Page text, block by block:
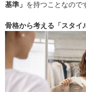
基準」 を持つことなので
骨格から考える「スタイ